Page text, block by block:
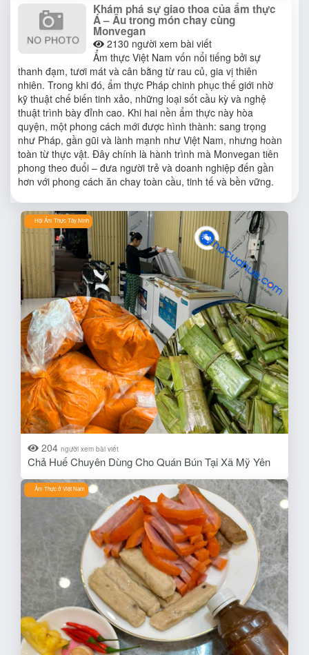
Khám phá sự giao thoa của ẩm thực
Á – Âu trong món chay cùng
Monvegan
2130 người xem bài viết
Ẩm thực Việt Nam vốn nổi tiếng bởi sự
thanh đạm, tươi mát và cân bằng từ rau củ, gia vị thiên
nhiên. Trong khi đó, ẩm thực Pháp chinh phục thế giới nhờ
kỹ thuật chế biến tinh xảo, những loại sốt cầu kỳ và nghệ
thuật trình bày đỉnh cao. Khi hai nền ẩm thực này hòa
quyện, một phong cách mới được hình thành: sang trọng
như Pháp, gần gũi và lành mạnh như Việt Nam, nhưng hoàn
toàn từ thực vật. Đây chính là hành trình mà Monvegan tiên
phong theo đuổi – đưa người trẻ và doanh nghiệp đến gần
hơn với phong cách ăn chay toàn cầu, tinh tế và bền vững.
Hội Ẩm Thực Tây Ninh
204 người xem bài viết
Chả Huế Chuyên Dùng Cho Quán Bún Tại Xã Mỹ Yên
Ẩm Thực ở Việt Nam